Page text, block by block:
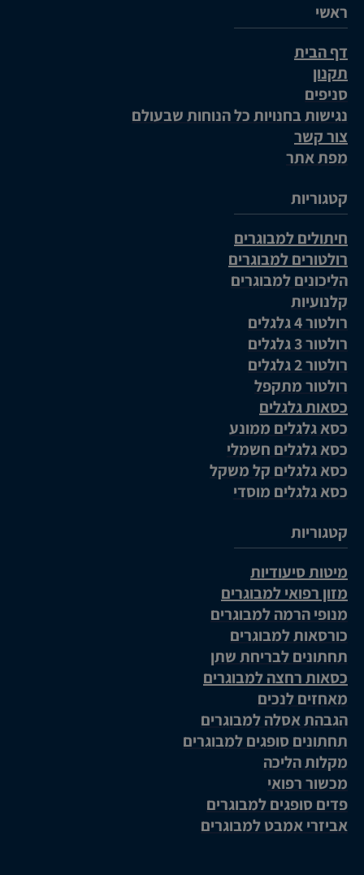
ראשי
דף הבית
תקנון
סניפים
נגישות בחנויות כל הנוחות שבעולם
צור קשר
מפת אתר
קטגוריות
חיתולים למבוגרים
רולטורים למבוגרים
הליכונים למבוגרים
קלנועיות
רולטור 4 גלגלים
רולטור 3 גלגלים
רולטור 2 גלגלים
רולטור מתקפל
כסאות גלגלים
כסא גלגלים ממונע
כסא גלגלים חשמלי
כסא גלגלים קל משקל
כסא גלגלים מוסדי
קטגוריות
מיטות סיעודיות
מזון רפואי למבוגרים
מנופי הרמה למבוגרים
כורסאות למבוגרים
תחתונים לבריחת שתן
כסאות רחצה למבוגרים
מאחזים לנכים
הגבהת אסלה למבוגרים
תחתונים סופגים למבוגרים
מקלות הליכה
מכשור רפואי
פדים סופגים למבוגרים
אביזרי אמבט למבוגרים